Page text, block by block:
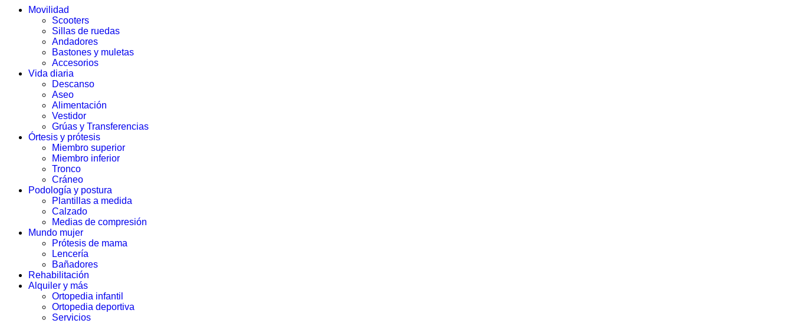
Movilidad
Scooters
Sillas de ruedas
Andadores
Bastones y muletas
Accesorios
Vida diaria
Descanso
Aseo
Alimentación
Vestidor
Grúas y Transferencias
Órtesis y prótesis
Miembro superior
Miembro inferior
Tronco
Cráneo
Podología y postura
Plantillas a medida
Calzado
Medias de compresión
Mundo mujer
Prótesis de mama
Lencería
Bañadores
Rehabilitación
Alquiler y más
Ortopedia infantil
Ortopedia deportiva
Servicios